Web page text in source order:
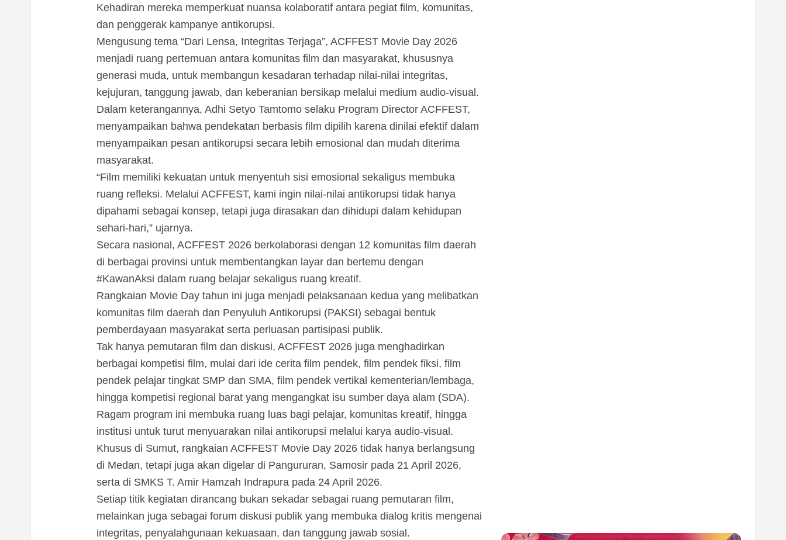
Kehadiran mereka memperkuat nuansa kolaboratif antara pegiat film, komunitas,
dan penggerak kampanye antikorupsi.
Mengusung tema “Dari Lensa, Integritas Terjaga”, ACFFEST Movie Day 2026
menjadi ruang pertemuan antara komunitas film dan masyarakat, khususnya
generasi muda, untuk membangun kesadaran terhadap nilai-nilai integritas,
kejujuran, tanggung jawab, dan keberanian bersikap melalui medium audio-visual.
Dalam keterangannya, Adhi Setyo Tamtomo selaku Program Director ACFFEST,
menyampaikan bahwa pendekatan berbasis film dipilih karena dinilai efektif dalam
menyampaikan pesan antikorupsi secara lebih emosional dan mudah diterima
masyarakat.
“Film memiliki kekuatan untuk menyentuh sisi emosional sekaligus membuka
ruang refleksi. Melalui ACFFEST, kami ingin nilai-nilai antikorupsi tidak hanya
dipahami sebagai konsep, tetapi juga dirasakan dan dihidupi dalam kehidupan
sehari-hari,” ujarnya.
Secara nasional, ACFFEST 2026 berkolaborasi dengan 12 komunitas film daerah
di berbagai provinsi untuk membentangkan layar dan bertemu dengan
#KawanAksi dalam ruang belajar sekaligus ruang kreatif.
Rangkaian Movie Day tahun ini juga menjadi pelaksanaan kedua yang melibatkan
komunitas film daerah dan Penyuluh Antikorupsi (PAKSI) sebagai bentuk
pemberdayaan masyarakat serta perluasan partisipasi publik.
Tak hanya pemutaran film dan diskusi, ACFFEST 2026 juga menghadirkan
berbagai kompetisi film, mulai dari ide cerita film pendek, film pendek fiksi, film
pendek pelajar tingkat SMP dan SMA, film pendek vertikal kementerian/lembaga,
hingga kompetisi regional barat yang mengangkat isu sumber daya alam (SDA).
Ragam program ini membuka ruang luas bagi pelajar, komunitas kreatif, hingga
institusi untuk turut menyuarakan nilai antikorupsi melalui karya audio-visual.
Khusus di Sumut, rangkaian ACFFEST Movie Day 2026 tidak hanya berlangsung
di Medan, tetapi juga akan digelar di Pangururan, Samosir pada 21 April 2026,
serta di SMKS T. Amir Hamzah Indrapura pada 24 April 2026.
Setiap titik kegiatan dirancang bukan sekadar sebagai ruang pemutaran film,
melainkan juga sebagai forum diskusi publik yang membuka dialog kritis mengenai
integritas, penyalahgunaan kekuasaan, dan tanggung jawab sosial.